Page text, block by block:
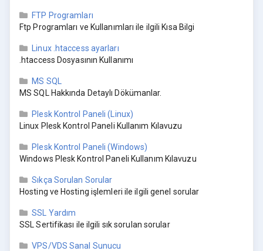
FTP Programları
Ftp Programları ve Kullanımları ile ilgili Kısa Bilgi
Linux .htaccess ayarları
.htaccess Dosyasının Kullanımı
MS SQL
MS SQL Hakkında Detaylı Dökümanlar.
Plesk Kontrol Paneli (Linux)
Linux Plesk Kontrol Paneli Kullanım Kılavuzu
Plesk Kontrol Paneli (Windows)
Windows Plesk Kontrol Paneli Kullanım Kılavuzu
Sıkça Sorulan Sorular
Hosting ve Hosting işlemleri ile ilgili genel sorular
SSL Yardım
SSL Sertifikası ile ilgili sık sorulan sorular
VPS/VDS Sanal Sunucu